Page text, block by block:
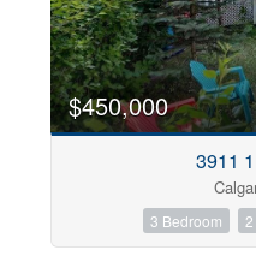
Transaction Type
Construction Style
$450,000
3911
3 Bedroom